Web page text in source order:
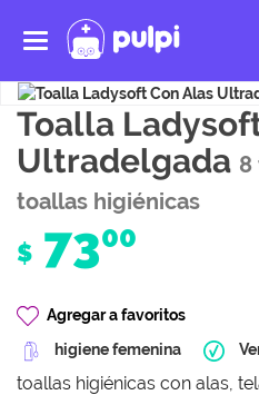
Toggle
navigation
Toalla
Ultradelgada 8
toallas higiénicas
$ 7300
Agregar a favoritos
higiene femenina
toallas higiénicas con alas,